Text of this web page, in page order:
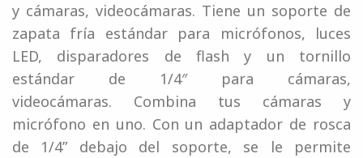
y cámaras, videocámaras. Tiene un soporte de
zapata fría estándar para micrófonos, luces
LED, disparadores de flash y un tornillo
estándar de 1/4″ para cámaras,
videocámaras. Combina tus cámaras y
micrófono en uno. Con un adaptador de rosca
de 1/4” debajo del soporte, se le permite